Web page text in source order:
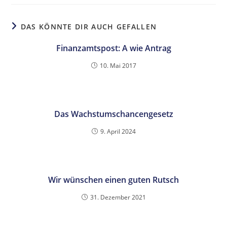
DAS KÖNNTE DIR AUCH GEFALLEN
Finanzamtspost: A wie Antrag
10. Mai 2017
Das Wachstumschancengesetz
9. April 2024
Wir wünschen einen guten Rutsch
31. Dezember 2021